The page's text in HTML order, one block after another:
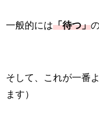
一般的には「待つ」
そして、これが一番
ます）